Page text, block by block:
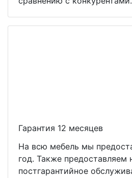
Гарантия 12 месяцев
На всю мебель мы
год. Также предоставляем
постгарантийное